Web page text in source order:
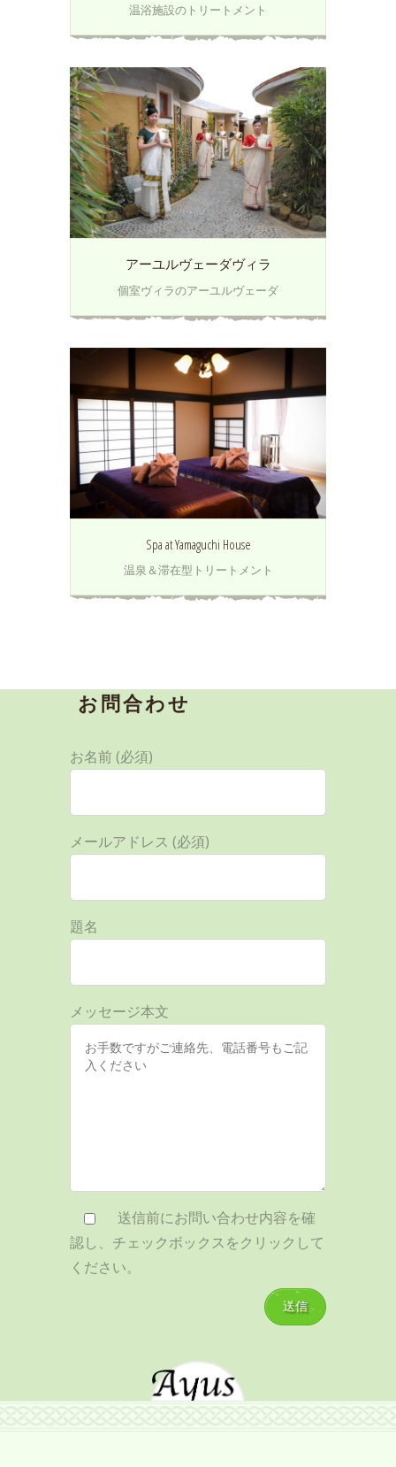
温浴施設のトリートメント
アーユルヴェーダヴィラ
個室ヴィラのアーユルヴェーダ
Spa at Yamaguchi House
温泉＆滞在型トリートメント
お問合わせ
お名前 (必須)
メールアドレス (必須)
題名
メッセージ本文
送信前にお問い合わせ内容を確
認し、チェックボックスをクリックして
ください。